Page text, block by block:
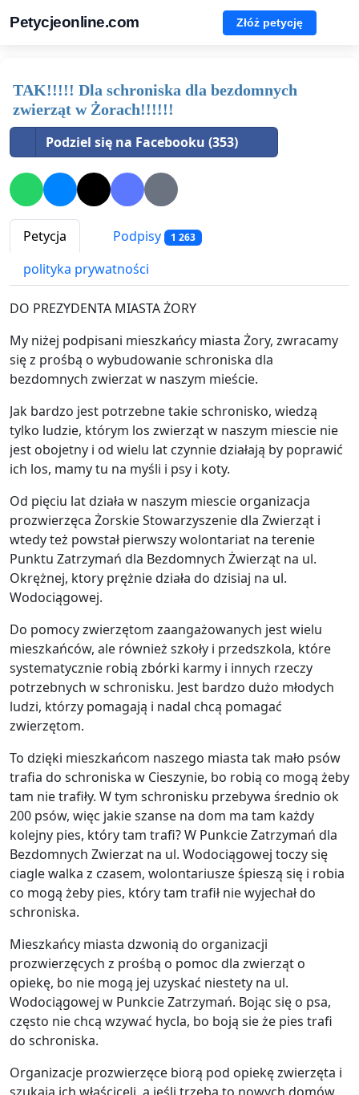
Petycjeonline.com Złóż petycję
TAK!!!!! Dla schroniska dla bezdomnych
zwierząt w Żorach!!!!!!
Podziel się na Facebooku (353)
Petycja Podpisy 1 263
polityka prywatności
DO PREZYDENTA MIASTA ŻORY
My niżej podpisani mieszkańcy miasta Żory, zwracamy
się z prośbą o wybudowanie schroniska dla
bezdomnych zwierzat w naszym mieście.
Jak bardzo jest potrzebne takie schronisko, wiedzą
tylko ludzie, którym los zwierząt w naszym miescie nie
jest obojetny i od wielu lat czynnie działają by poprawić
ich los, mamy tu na myśli i psy i koty.
Od pięciu lat działa w naszym miescie organizacja
prozwierzęca Żorskie Stowarzyszenie dla Zwierząt i
wtedy też powstał pierwszy wolontariat na terenie
Punktu Zatrzymań dla Bezdomnych Żwierząt na ul.
Okrężnej, ktory prężnie działa do dzisiaj na ul.
Wodociągowej.
Do pomocy zwierzętom zaangażowanych jest wielu
mieszkańców, ale również szkoły i przedszkola, które
systematycznie robią zbórki karmy i innych rzeczy
potrzebnych w schronisku. Jest bardzo dużo młodych
ludzi, którzy pomagają i nadal chcą pomagać
zwierzętom.
To dzięki mieszkańcom naszego miasta tak mało psów
trafia do schroniska w Cieszynie, bo robią co mogą żeby
tam nie trafiły. W tym schronisku przebywa średnio ok
200 psów, więc jakie szanse na dom ma tam każdy
kolejny pies, który tam trafi? W Punkcie Zatrzymań dla
Bezdomnych Zwierzat na ul. Wodociągowej toczy się
ciagle walka z czasem, wolontariusze śpieszą się i robia
co mogą żeby pies, który tam trafił nie wyjechał do
schroniska.
Mieszkańcy miasta dzwonią do organizacji
prozwierzęcych z prośbą o pomoc dla zwierząt o
opiekę, bo nie mogą jej uzyskać niestety na ul.
Wodociągowej w Punkcie Zatrzymań. Bojąc się o psa,
często nie chcą wzywać hycla, bo boją sie że pies trafi
do schroniska.
Organizacje prozwierzęce biorą pod opiekę zwierzęta i